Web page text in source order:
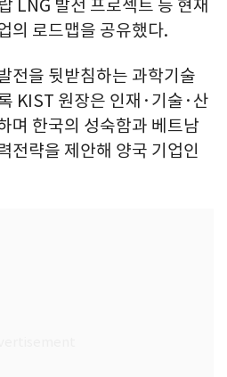
LNG 발전 프로젝트 등 현재
의 로드맵을 공유했다.
전을 뒷받침하는 과학기술
KIST 원장은 인재·기술·산
며 한국의 성숙함과 베트남
전략을 제안해 양국 기업인